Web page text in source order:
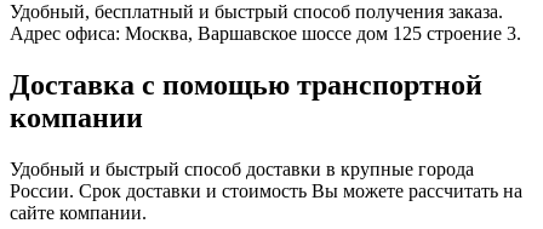
Удобный, бесплатный и быстрый способ получения заказа.
Адрес офиса: Москва, Варшавское шоссе дом 125 строение 3.
Доставка с помощью транспортной
компании
Удобный и быстрый способ доставки в крупные города
России. Срок доставки и стоимость Вы можете рассчитать на
сайте компании.